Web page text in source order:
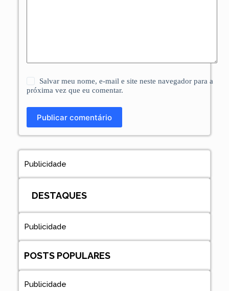
Salvar meu nome, e-mail e site neste navegador para a
próxima vez que eu comentar.
Publicar comentário
Publicidade
DESTAQUES
Publicidade
POSTS POPULARES
Publicidade